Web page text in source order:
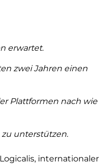
erwartet.
zwei Jahren einen
Plattformen nach wie
unterstützen.
internationaler